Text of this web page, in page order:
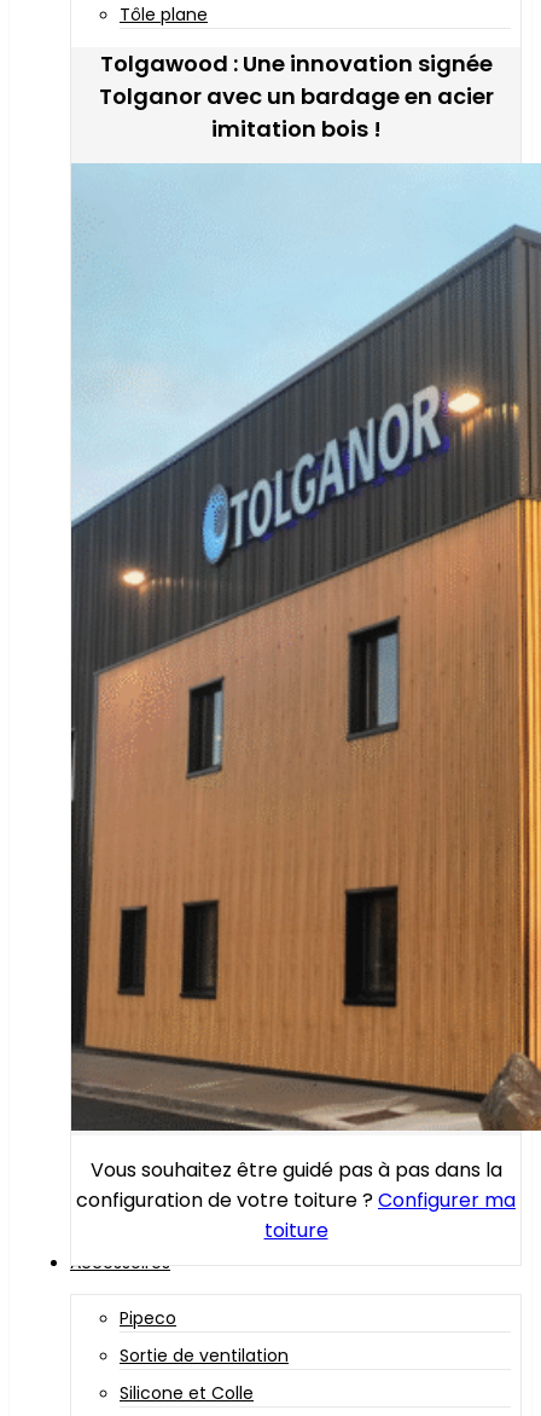
Tôle plane
Tolgawood : Une innovation signée
Tolganor avec un bardage en acier
imitation bois !
Vous souhaitez être guidé pas à pas dans la
configuration de votre toiture ?Configurer ma
toiture
Accessoires
Pipeco
Sortie de ventilation
Silicone et Colle